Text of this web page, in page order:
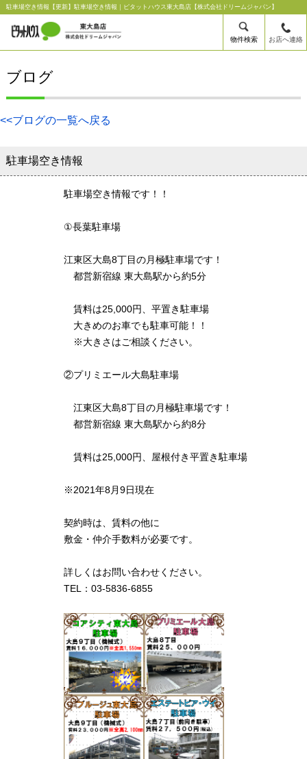
駐車場空き情報【更新】駐車場空き情報｜ピタットハウス東大島店【株式会社ドリームジャパン】
物件検索 お店へ連絡
ブログ
<<ブログの一覧へ戻る
駐車場空き情報
駐車場空き情報です！！
①長葉駐車場
江東区大島8丁目の月極駐車場です！
都営新宿線 東大島駅から約5分
賃料は25,000円、平置き駐車場
大きめのお車でも駐車可能！！
※大きさはご相談ください。
②プリミエール大島駐車場
江東区大島8丁目の月極駐車場です！
都営新宿線 東大島駅から約8分
賃料は25,000円、屋根付き平置き駐車場
※2021年8月9日現在
契約時は、賃料の他に
敷金・仲介手数料が必要です。
詳しくはお問い合わせください。
TEL：03-5836-6855